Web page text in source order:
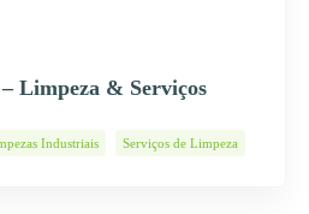
Limpeza & Serviços
Industriais Serviços de Limpeza